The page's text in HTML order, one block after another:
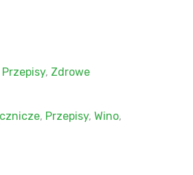
Przepisy, Zdrowe
, Przepisy, Wino,